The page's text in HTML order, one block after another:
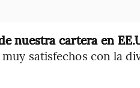
nuestra cartera en
satisfechos con la